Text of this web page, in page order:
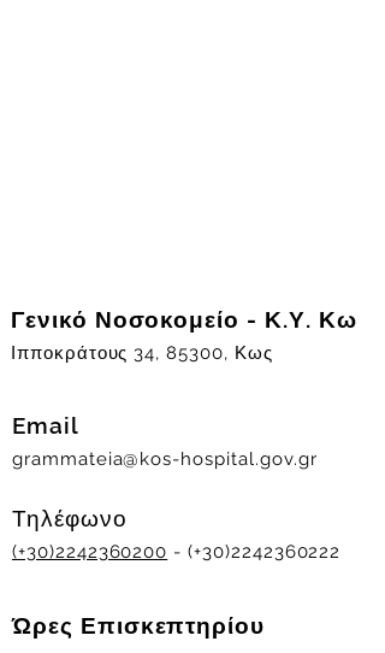
Γενικό Νοσοκομείο - Κ.Υ. Κω
Ιπποκράτους 34, 85300, Κως
Email
grammateia@kos-hospital.gov.gr
Τηλέφωνο
(+30)2242360200 - (+30)2242360222
Ώρες Επισκεπτηρίου